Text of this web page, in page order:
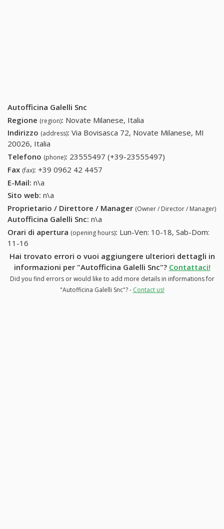
Autofficina Galelli Snc
Regione (region): Novate Milanese, Italia
Indirizzo (address): Via Bovisasca 72, Novate Milanese, MI
20026, Italia
Telefono (phone): 23555497 (+39-23555497)
Fax (fax): +39 0962 42 4457
E-Mail: n\a
Sito web: n\a
Proprietario / Direttore / Manager (Owner / Director / Manager)
Autofficina Galelli Snc: n\a
Orari di apertura (opening hours): Lun-Ven: 10-18, Sab-Dom:
11-16
Hai trovato errori o vuoi aggiungere ulteriori dettagli in
informazioni per "Autofficina Galelli Snc"? Contattaci!
Did you find errors or would like to add more details in informations for
"Autofficina Galelli Snc"? - Contact us!